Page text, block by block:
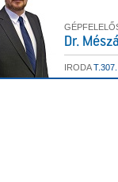
Dr.
IRODAT.307.